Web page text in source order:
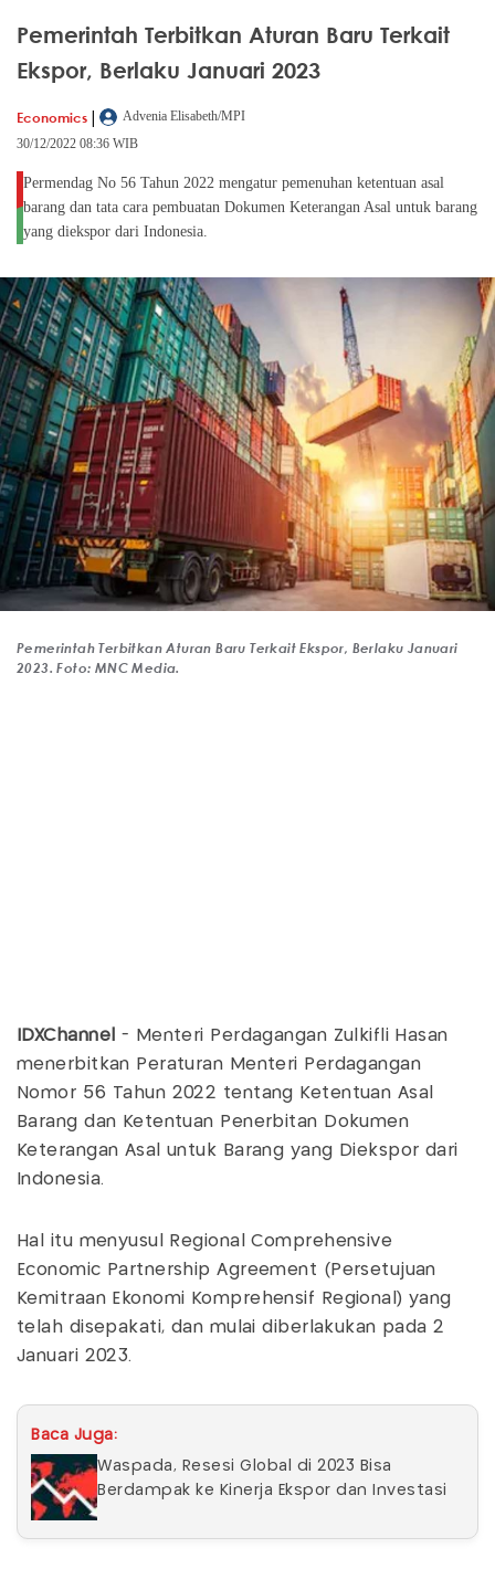
Pemerintah Terbitkan Aturan Baru Terkait
Ekspor, Berlaku Januari 2023
Economics |
Advenia Elisabeth/MPI
30/12/2022 08:36 WIB
Permendag No 56 Tahun 2022 mengatur pemenuhan ketentuan asal
barang dan tata cara pembuatan Dokumen Keterangan Asal untuk barang
yang diekspor dari Indonesia.
Pemerintah Terbitkan Aturan Baru Terkait Ekspor, Berlaku Januari
2023. Foto: MNC Media.
IDXChannel - Menteri Perdagangan Zulkifli Hasan
menerbitkan Peraturan Menteri Perdagangan
Nomor 56 Tahun 2022 tentang Ketentuan Asal
Barang dan Ketentuan Penerbitan Dokumen
Keterangan Asal untuk Barang yang Diekspor dari
Indonesia.
Hal itu menyusul Regional Comprehensive
Economic Partnership Agreement (Persetujuan
Kemitraan Ekonomi Komprehensif Regional) yang
telah disepakati, dan mulai diberlakukan pada 2
Januari 2023.
Baca Juga:
Waspada, Resesi Global di 2023 Bisa
Berdampak ke Kinerja Ekspor dan Investasi